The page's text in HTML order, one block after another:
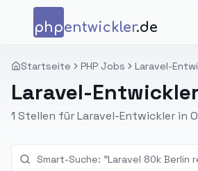
Zum Inhalt springen
phpentwickler.de
Startseite PHP Jobs Laravel-
Laravel-
1 Stellen für Laravel-Entwickler in